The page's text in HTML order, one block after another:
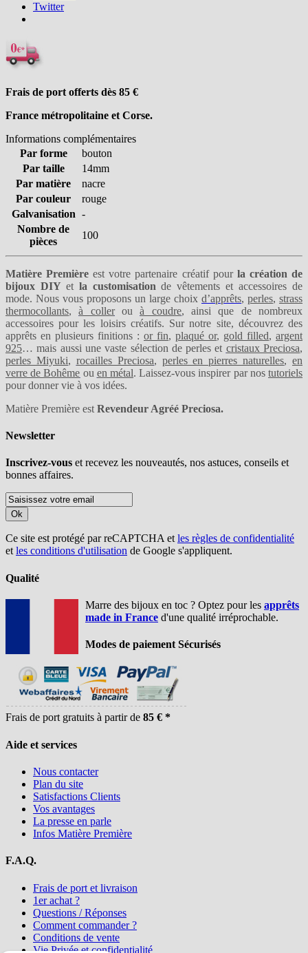
Twitter
Frais de port offerts dès 85 €
France métropolitaine et Corse.
Informations complémentaires
Par forme
bouton
Par taille
14mm
Par matière
nacre
Par couleur
rouge
Galvanisation -
Nombre de
pièces
100
Matière Première est votre partenaire créatif pourla création de
bijoux DIY etla customisation de vêtements et accessoires de
mode. Nous vous proposons un large choix d’apprêts, perles, strass
thermocollants,à collerouà coudre, ainsi que de nombreux
accessoires pour les loisirs créatifs. Sur notre site, découvrez des
apprêts en plusieurs finitions : or fin, plaqué or, gold filled, argent
925… mais aussi une vaste sélection de perles et cristaux Preciosa,
perles Miyuki, rocailles Preciosa, perles en pierres naturelles, en
verre de Bohême ou en métal. Laissez-vous inspirer par nostutoriels
pour donner vie à vos idées.
Matière Première est Revendeur Agréé Preciosa.
Newsletter
Inscrivez-vous et recevez les nouveautés, nos astuces, conseils et
bonnes affaires.
Ok
Ce site est protégé par reCAPTCHA etles règles de confidentialité
etles conditions d'utilisation de Google s'appliquent.
Qualité
Marre des bijoux en toc ? Optez pour les apprêts
made in France d'une qualité irréprochable.
Modes de paiement Sécurisés
Frais de port gratuits à partir de 85 € *
Aide et services
Nous contacter
Plan du site
Satisfactions Clients
Vos avantages
La presse en parle
Infos Matière Première
F.A.Q.
Frais de port et livraison
1er achat ?
Questions / Réponses
Comment commander ?
Conditions de vente
Vie Privée et confidentialité